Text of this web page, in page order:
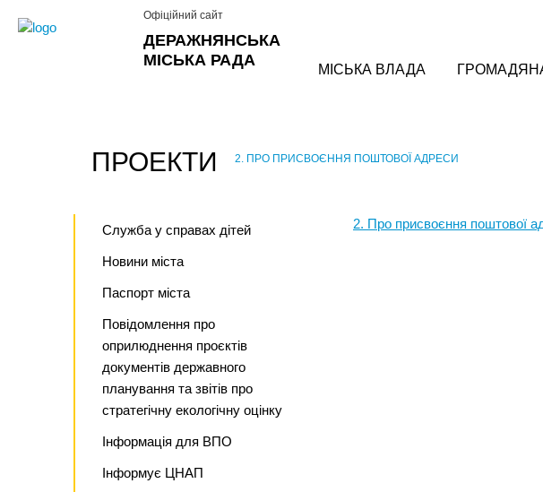
ДЕРАЖНЯНСЬКА
МІСЬКА РАДА
Офіційний сайт
МІСЬКА ВЛАДА
ПРОЕКТИ 2. ПРО ПРИСВОЄННЯ ПОШТОВОЇ АДРЕСИ
Служба у справах дітей
Новини міста
Паспорт міста
Повідомлення про
оприлюднення проєктів
документів державного
планування та звітів про
стратегічну екологічну оцінку
Інформація для ВПО
Інформує ЦНАП
2. Про присвоєння поштової